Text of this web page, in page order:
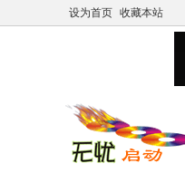
设为首页 收藏本站